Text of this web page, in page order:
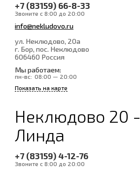
+7 (83159) 66-8-33
Звоните с 8:00 до 20:00
info@nekludovo.ru
ул. Неклюдово, 20а
г. Бор, пос. Неклюдово
606460 Россия
Мы работаем:
пн-вс: 08:00 — 20:00
Показать на карте
Неклюдово 20 -
Линда
+7 (83159) 4-12-76
Звоните с 8:00 до 20:00